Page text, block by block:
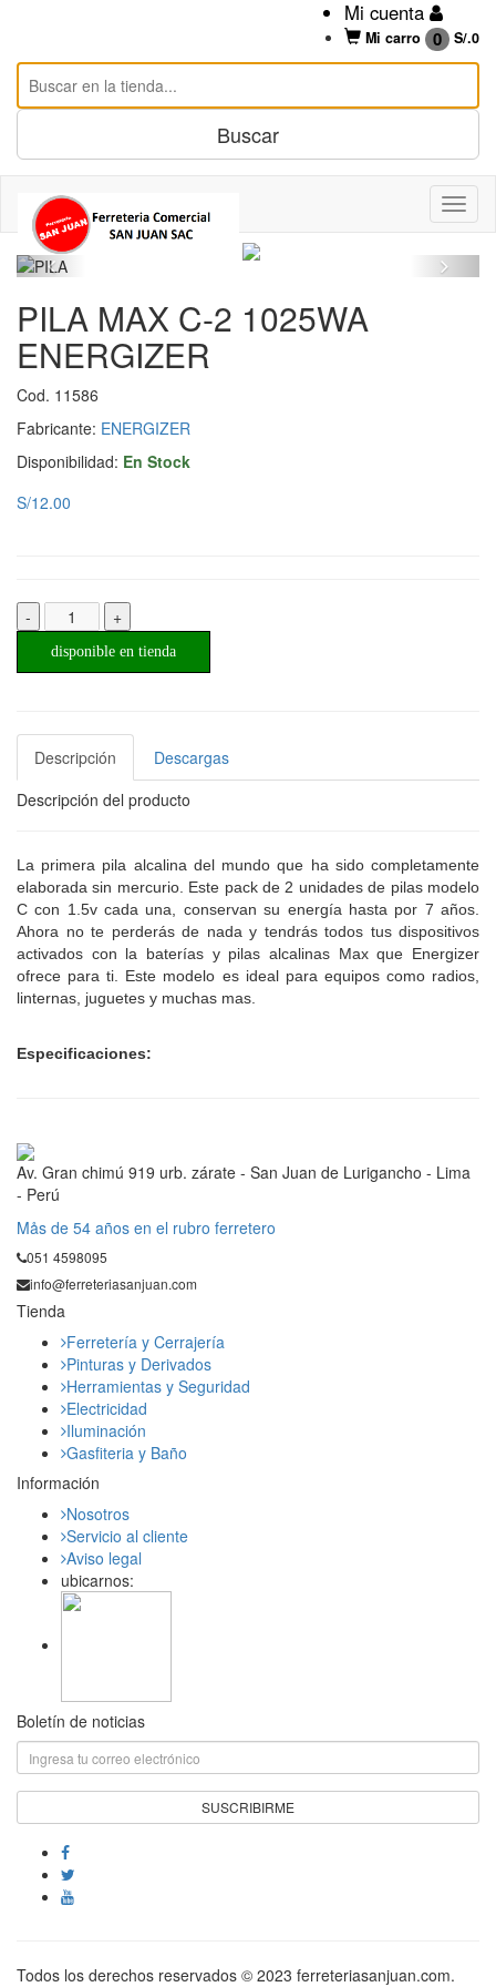
Mi cuenta
Mi carro 0 S/.0
PILA MAX C-2 1025WA
ENERGIZER
Cod. 11586
Fabricante: ENERGIZER
Disponibilidad: En Stock
S/12.00
- +
disponible en tienda
Descripción
Descargas
Descripción del producto
La primera pila alcalina del mundo que ha sido completamente
elaborada sin mercurio. Este pack de 2 unidades de pilas modelo
C con 1.5v cada una, conservan su energía hasta por 7 años.
Ahora no te perderás de nada y tendrás todos tus dispositivos
activados con la baterías y pilas alcalinas Max que Energizer
ofrece para ti. Este modelo es ideal para equipos como radios,
linternas, juguetes y muchas mas.
Especificaciones:
Av. Gran chimú 919 urb. zárate - San Juan de Lurigancho - Lima
- Perú
Mås de 54 años en el rubro ferretero
051 4598095
info@ferreteriasanjuan.com
Tienda
Ferretería y Cerrajería
Pinturas y Derivados
Herramientas y Seguridad
Electricidad
Iluminación
Gasfiteria y Baño
Información
Nosotros
Servicio al cliente
Aviso legal
ubicarnos:
Boletín de noticias
Todos los derechos reservados © 2023 ferreteriasanjuan.com.